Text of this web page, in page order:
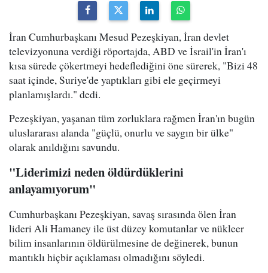
İran Cumhurbaşkanı Mesud Pezeşkiyan, İran devlet
televizyonuna verdiği röportajda, ABD ve İsrail'in İran'ı
kısa sürede çökertmeyi hedeflediğini öne sürerek, "Bizi 48
saat içinde, Suriye'de yaptıkları gibi ele geçirmeyi
planlamışlardı." dedi.
Pezeşkiyan, yaşanan tüm zorluklara rağmen İran'ın bugün
uluslararası alanda "güçlü, onurlu ve saygın bir ülke"
olarak anıldığını savundu.
"Liderimizi neden öldürdüklerini
anlayamıyorum"
Cumhurbaşkanı Pezeşkiyan, savaş sırasında ölen İran
lideri Ali Hamaney ile üst düzey komutanlar ve nükleer
bilim insanlarının öldürülmesine de değinerek, bunun
mantıklı hiçbir açıklaması olmadığını söyledi.